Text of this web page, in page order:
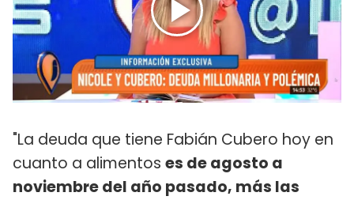
"La deuda que tiene Fabián Cubero hoy en
cuanto a alimentos es de agosto a
noviembre del año pasado, más las